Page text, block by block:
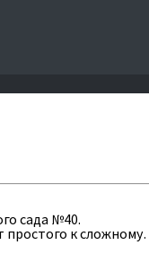
сада №40.
к